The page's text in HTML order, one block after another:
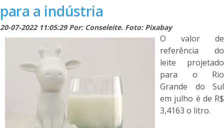
para a indústria
20-07-2022 11:05:29 Por: Conseleite. Foto: Pixabay
O valor de
referência do
leite projetado
para o Rio
Grande do Sul
em julho é de R$
3,4163 o litro.